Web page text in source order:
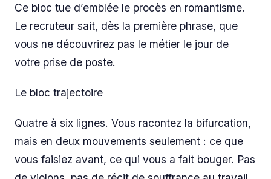
Ce bloc tue d’emblée le procès en romantisme.
Le recruteur sait, dès la première phrase, que
vous ne découvrirez pas le métier le jour de
votre prise de poste.
Le bloc trajectoire
Quatre à six lignes. Vous racontez la bifurcation,
mais en deux mouvements seulement : ce que
vous faisiez avant, ce qui vous a fait bouger. Pas